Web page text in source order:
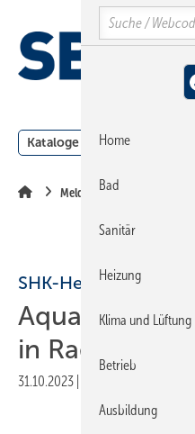
Hauptinhalt
Hauptmenü
SiteSearch
Kataloge Meldungen
Meldungen
SHK-Hersteller
Aquatherm
in Radeberg
31.10.2023
Search
Home
Bad
Sanitär
Heizung
Klima und Lüftung
Betrieb
Ausbildung